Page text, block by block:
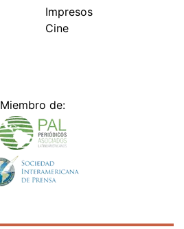
Impresos
Cine
Miembro de: